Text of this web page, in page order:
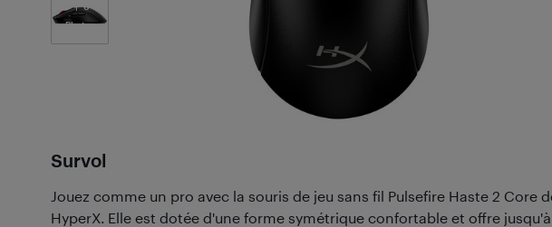
6
Photos
Survol
Jouez comme un pro avec la souris de jeu sans fil Pulsefire Haste 2 Core
HyperX. Elle est dotée d'une forme symétrique confortable et offre